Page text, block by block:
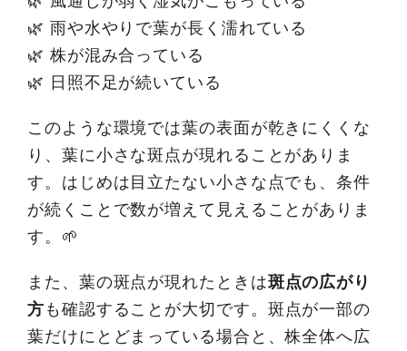
🌿 雨や水やりで葉が長く濡れている
🌿 株が混み合っている
🌿 日照不足が続いている
このような環境では葉の表面が乾きにくくな
り、葉に小さな斑点が現れることがありま
す。はじめは目立たない小さな点でも、条件
が続くことで数が増えて見えることがありま
す。🌱
また、葉の斑点が現れたときは斑点の広がり
方も確認することが大切です。斑点が一部の
葉だけにとどまっている場合と、株全体へ広